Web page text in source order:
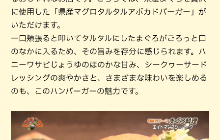
に使用した「県産マグロタルタルアボカドバーガー」が
いただけます。
一口頬張ると叩いてタルタルにしたまぐろがごろっと口
のなかに入るため、その旨みを存分に感じられます。ハ
ニーワサビじょうゆのほのかな甘み、シークヮーサード
レッシングの爽やかさと、さまざまな味わいを楽しめる
のも、このハンバーガーの魅力です。